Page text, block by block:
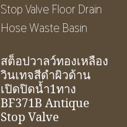
สต็อปวาลว์ทองเหลือง
วินเทจสีดำผิวด้าน
เปิดปิดน้ำ1ทาง
BF371B Antique
Stop Valve